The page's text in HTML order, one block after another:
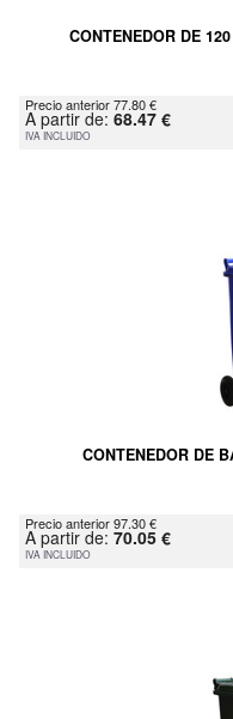
CONTENEDOR DE
Precio anterior 77.80 €
A partir de: 68.47 €
IVA INCLUIDO
CONTENEDOR DE
Precio anterior 97.30 €
A partir de: 70.05 €
IVA INCLUIDO